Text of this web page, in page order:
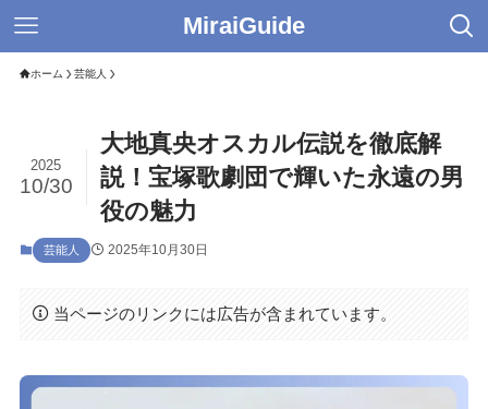
MiraiGuide
ホーム 芸能人
大地真央オスカル伝説を徹底解
説！宝塚歌劇団で輝いた永遠の男
役の魅力
2025
10/30
芸能人 2025年10月30日
当ページのリンクには広告が含まれています。